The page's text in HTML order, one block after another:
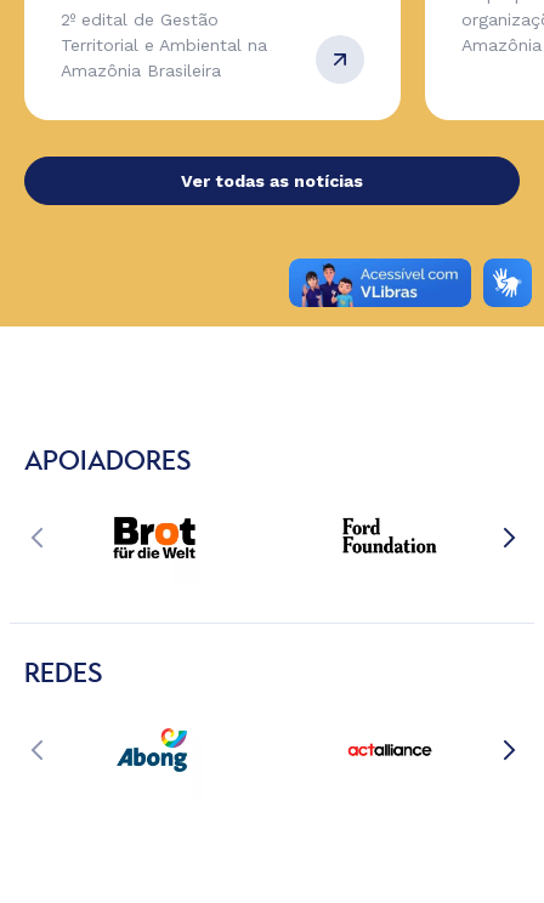
2º edital de Gestão
Territorial e Ambiental na
Amazônia Brasileira
Ver todas as notícias
APOIADORES
REDES